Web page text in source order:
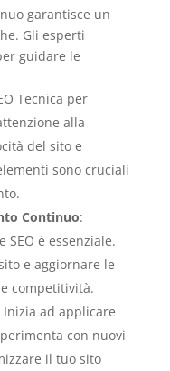
garantisce un
Gli esperti
guidare le
Tecnica per
alla
del sito e
sono cruciali
Continuo:
è essenziale.
e aggiornare le
competitività.
Inizia ad applicare
con nuovi
il tuo sito